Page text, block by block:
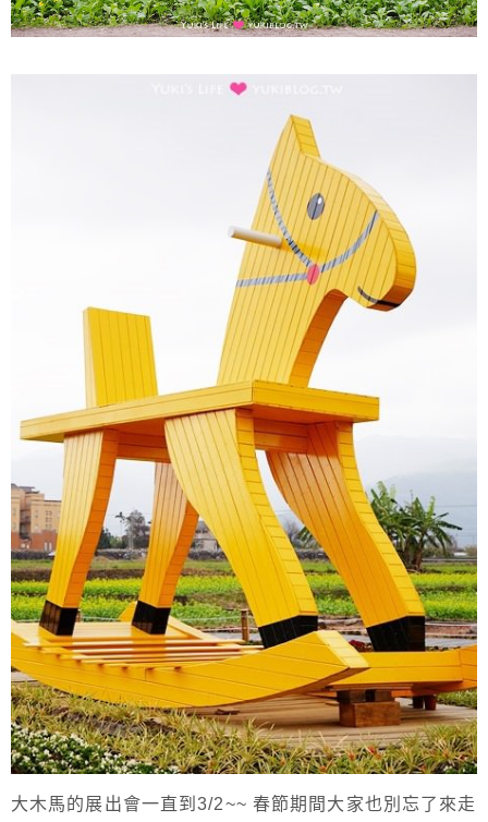
大木馬的展出會一直到3/2~~ 春節期間大家也別忘了來走